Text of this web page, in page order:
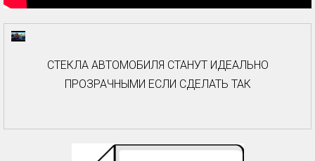
СТЕКЛА АВТОМОБИЛЯ СТАНУТ ИДЕАЛЬНО
ПРОЗРАЧНЫМИ ЕСЛИ СДЕЛАТЬ ТАК